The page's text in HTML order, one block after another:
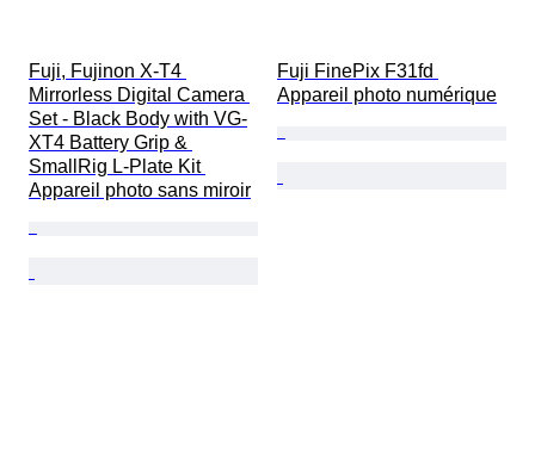
Fuji, Fujinon X-T4
Mirrorless Digital Camera
Set - Black Body with VG-
XT4 Battery Grip &
SmallRig L-Plate Kit
Appareil photo sans miroir
Fuji FinePix F31fd
Appareil photo numérique